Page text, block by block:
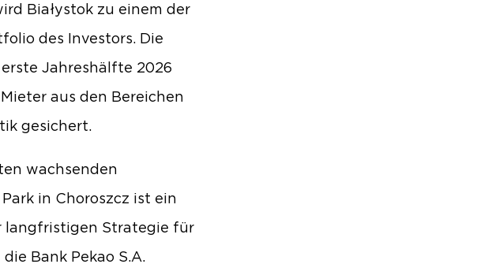
Białystok zu einem der
des Investors. Die
Jahreshälfte 2026
aus den Bereichen
gesichert.
wachsenden
in Choroszcz ist ein
langfristigen Strategie für
Bank Pekao S.A.